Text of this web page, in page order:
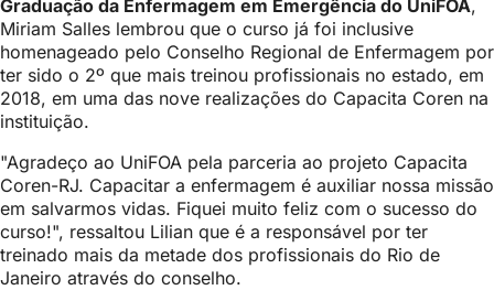
Graduação da Enfermagem em Emergência do UniFOA,
Miriam Salles lembrou que o curso já foi inclusive
homenageado pelo Conselho Regional de Enfermagem por
ter sido o 2º que mais treinou profissionais no estado, em
2018, em uma das nove realizações do Capacita Coren na
instituição.
"Agradeço ao UniFOA pela parceria ao projeto Capacita
Coren-RJ. Capacitar a enfermagem é auxiliar nossa missão
em salvarmos vidas. Fiquei muito feliz com o sucesso do
curso!", ressaltou Lilian que é a responsável por ter
treinado mais da metade dos profissionais do Rio de
Janeiro através do conselho.